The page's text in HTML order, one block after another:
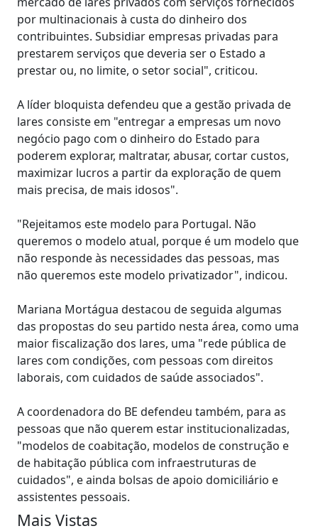
por multinacionais à custa do dinheiro dos
contribuintes. Subsidiar empresas privadas para
prestarem serviços que deveria ser o Estado a
prestar ou, no limite, o setor social", criticou.
A líder bloquista defendeu que a gestão privada de
lares consiste em "entregar a empresas um novo
negócio pago com o dinheiro do Estado para
poderem explorar, maltratar, abusar, cortar custos,
maximizar lucros a partir da exploração de quem
mais precisa, de mais idosos".
"Rejeitamos este modelo para Portugal. Não
queremos o modelo atual, porque é um modelo que
não responde às necessidades das pessoas, mas
não queremos este modelo privatizador", indicou.
Mariana Mortágua destacou de seguida algumas
das propostas do seu partido nesta área, como uma
maior fiscalização dos lares, uma "rede pública de
lares com condições, com pessoas com direitos
laborais, com cuidados de saúde associados".
A coordenadora do BE defendeu também, para as
pessoas que não querem estar institucionalizadas,
"modelos de coabitação, modelos de construção e
de habitação pública com infraestruturas de
cuidados", e ainda bolsas de apoio domiciliário e
assistentes pessoais.
Mais Vistas